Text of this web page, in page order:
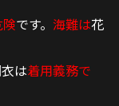
です。 海難は花
は着用義務で